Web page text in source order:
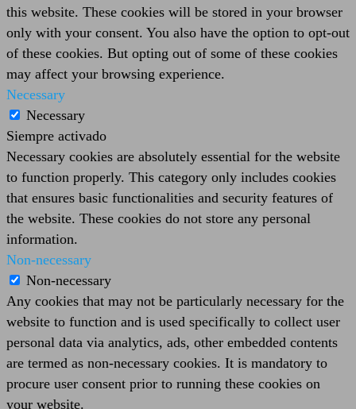
this website. These cookies will be stored in your browser
only with your consent. You also have the option to opt-out
of these cookies. But opting out of some of these cookies
may affect your browsing experience.
Necessary
Necessary
Siempre activado
Necessary cookies are absolutely essential for the website
to function properly. This category only includes cookies
that ensures basic functionalities and security features of
the website. These cookies do not store any personal
information.
Non-necessary
Non-necessary
Any cookies that may not be particularly necessary for the
website to function and is used specifically to collect user
personal data via analytics, ads, other embedded contents
are termed as non-necessary cookies. It is mandatory to
procure user consent prior to running these cookies on
your website.